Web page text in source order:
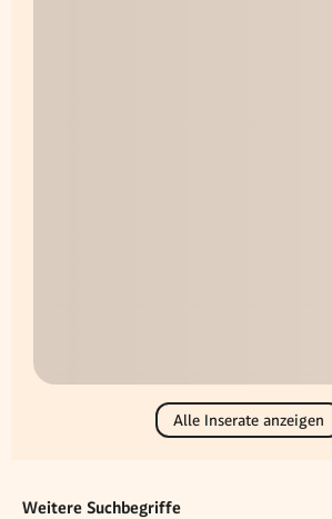
Alle Inserate anzeigen
Weitere Suchbegriffe